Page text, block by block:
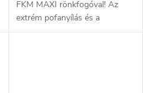
FKM MAXI rönkfogóval! Az
extrém pofanyílás és a
megalkuvást nem ismerő